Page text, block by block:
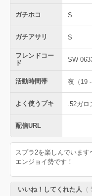
ガチホコ S
ガチアサリ S
フレンドコー
ド
SW-
活動時間帯 夜（19 -
よく使うブキ .52ガ
配信URL
スプラ2を楽しんでいます
エンジョイ勢です！
いいね！してくれた人 （